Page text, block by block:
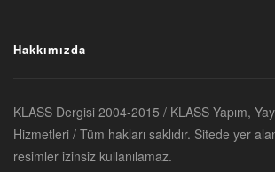
Hakkımızda
KLASS Dergisi 2004-2015 / KLASS Yapım,
Hizmetleri / Tüm hakları saklıdır. Sitede yer
resimler izinsiz kullanılamaz.